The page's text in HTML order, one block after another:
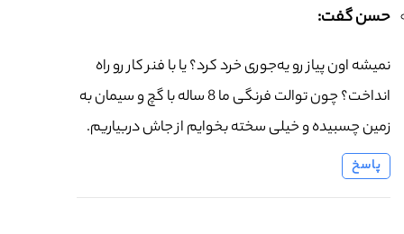
حسن گفت:
نمیشه اون پیاز رو یه‌جوری خرد کرد؟ یا با فنر کار رو راه
انداخت؟ چون توالت فرنگی ما 8 ساله با گچ و سیمان به
زمین چسبیده و خیلی سخته بخوایم از جاش دربیاریم.
پاسخ